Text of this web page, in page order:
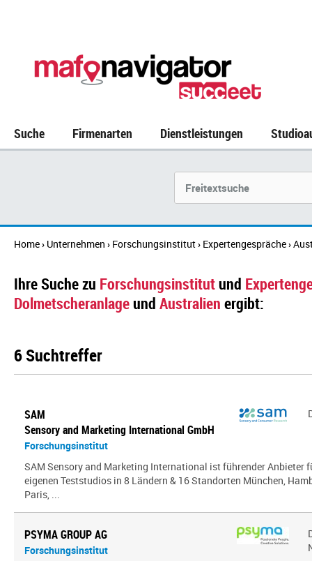
Suche Firmenarten Dienstleistungen
Home› Unternehmen › Forschungsinstitut› Expertengespräche›
Ihre Suche zu Forschungsinstitutund
Dolmetscheranlageund Australien ergibt:
6 Suchtreffer
SAM
Sensory and Marketing International GmbH
Forschungsinstitut
SAM Sensory and Marketing International ist führender Anbieter
eigenen Teststudios in 8 Ländern & 16 Standorten München,
Paris, ...
PSYMA GROUP AG
Forschungsinstitut